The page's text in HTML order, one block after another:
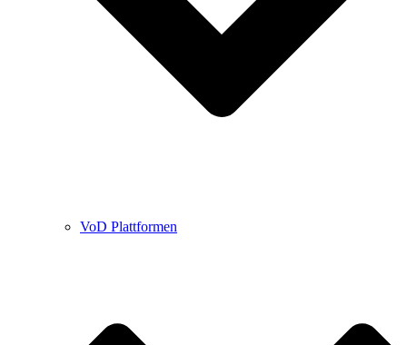
VoD Plattformen